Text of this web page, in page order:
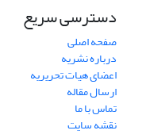
دسترسی سریع
صفحه اصلی
درباره نشریه
اعضای هیات تحریریه
ارسال مقاله
تماس با ما
نقشه سایت